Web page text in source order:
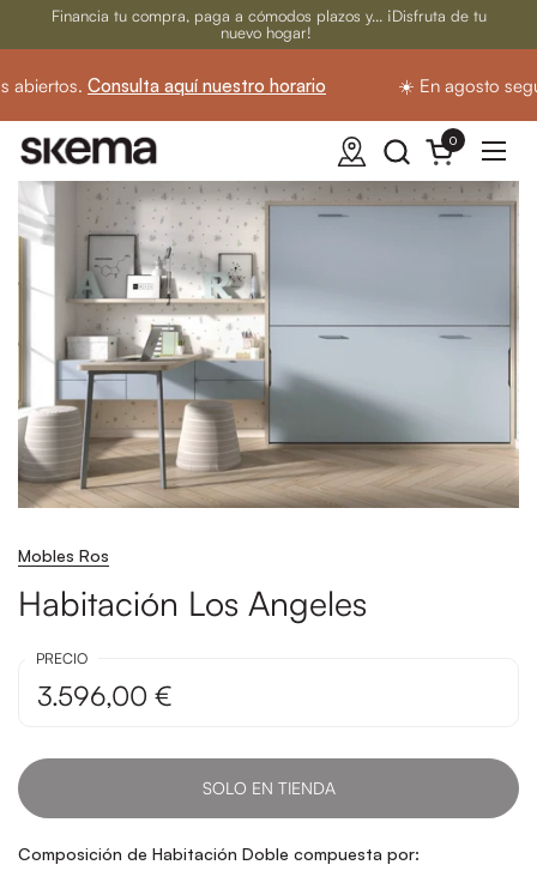
Ir al contenido
Financia tu compra, paga a cómodos plazos y... ¡Disfruta de tu
nuevo hogar!
Consulta aquí nuestro horario ☀️ En agosto
Abrir carrito
0
Abrir
Mobles Ros
Habitación Los Angeles
PRECIO
3.596,00 €
SOLO EN TIENDA
Composición de Habitación Doble compuesta por: